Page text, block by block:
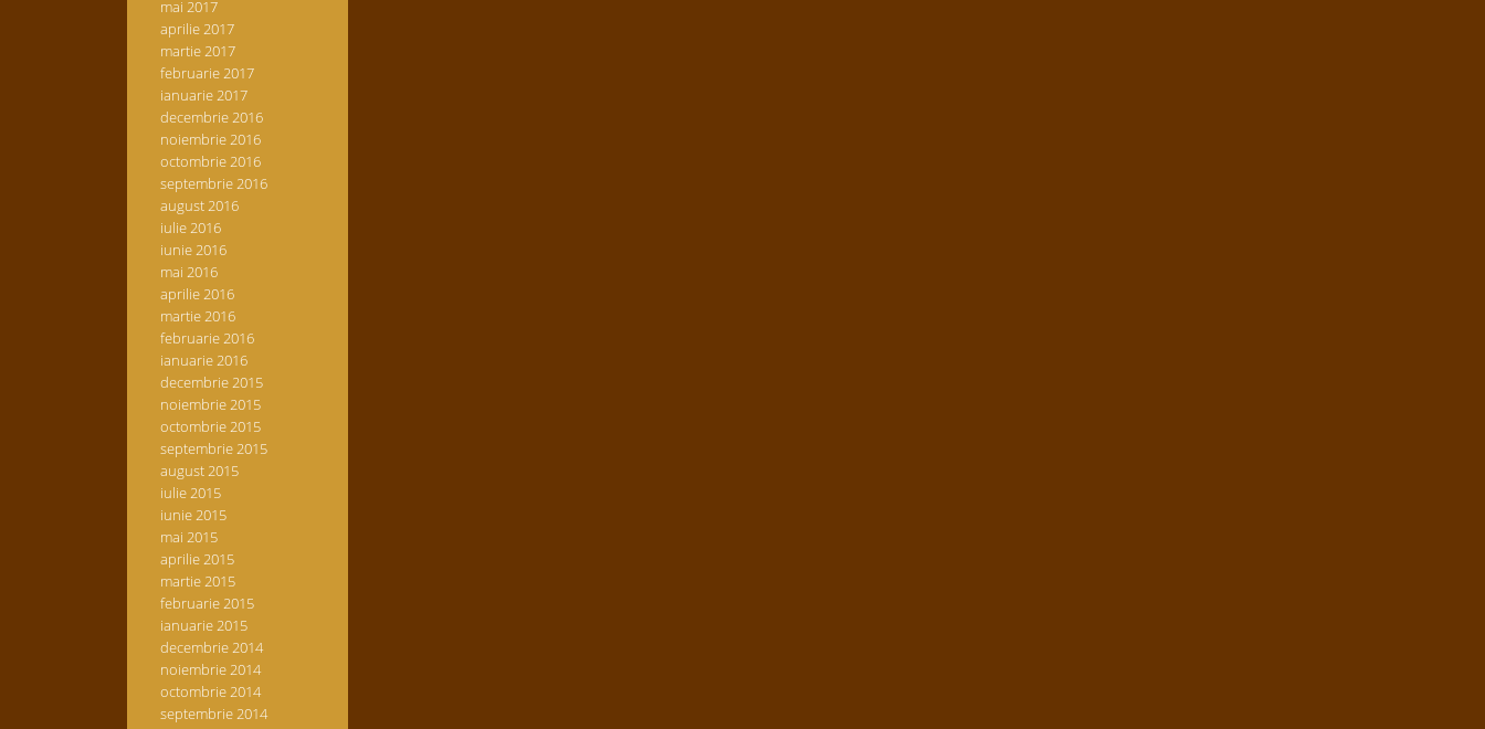
mai 2017
aprilie 2017
martie 2017
februarie 2017
ianuarie 2017
decembrie 2016
noiembrie 2016
octombrie 2016
septembrie 2016
august 2016
iulie 2016
iunie 2016
mai 2016
aprilie 2016
martie 2016
februarie 2016
ianuarie 2016
decembrie 2015
noiembrie 2015
octombrie 2015
septembrie 2015
august 2015
iulie 2015
iunie 2015
mai 2015
aprilie 2015
martie 2015
februarie 2015
ianuarie 2015
decembrie 2014
noiembrie 2014
octombrie 2014
septembrie 2014